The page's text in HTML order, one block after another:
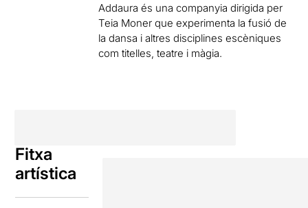
Addaura és una companyia dirigida per
Teia Moner que experimenta la fusió de
la dansa i altres disciplines escèniques
com titelles, teatre i màgia.
Fitxa
artística